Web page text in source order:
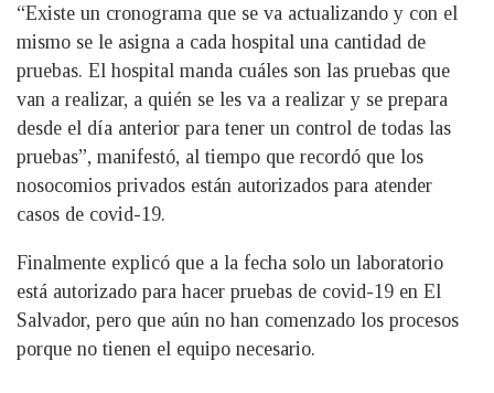
“Existe un cronograma que se va actualizando y con el
mismo se le asigna a cada hospital una cantidad de
pruebas. El hospital manda cuáles son las pruebas que
van a realizar, a quién se les va a realizar y se prepara
desde el día anterior para tener un control de todas las
pruebas”, manifestó, al tiempo que recordó que los
nosocomios privados están autorizados para atender
casos de covid-19.
Finalmente explicó que a la fecha solo un laboratorio
está autorizado para hacer pruebas de covid-19 en El
Salvador, pero que aún no han comenzado los procesos
porque no tienen el equipo necesario.